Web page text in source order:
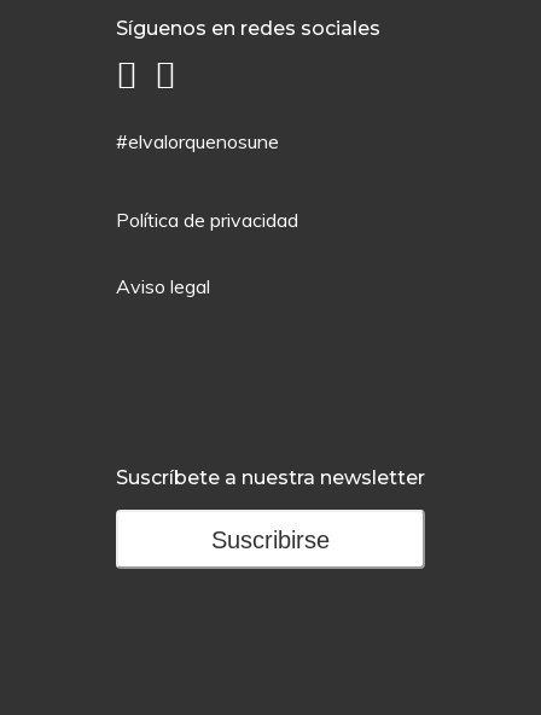
Síguenos en redes sociales
#elvalorquenosune
Política de privacidad
Aviso legal
Suscríbete a nuestra newsletter
Suscribirse